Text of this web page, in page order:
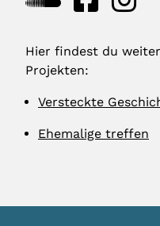
Hier findest du
Projekten:
Versteckte
Ehemalige treffen